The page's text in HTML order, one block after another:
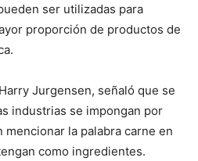
ser utilizadas para
proporción de productos de
Jurgensen, señaló que se
industrias se impongan por
la palabra carne en
como ingredientes.